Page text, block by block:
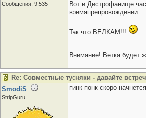
Сообщения: 9,535 Вот и Дистрофанище
времяпрепровождении.
Так что ВЕЛКАМ!!!
Внимание! Ветка будет
Re: Совместные тусняки - давайте
SmodiS
StripGuru
пинк-понк скоро